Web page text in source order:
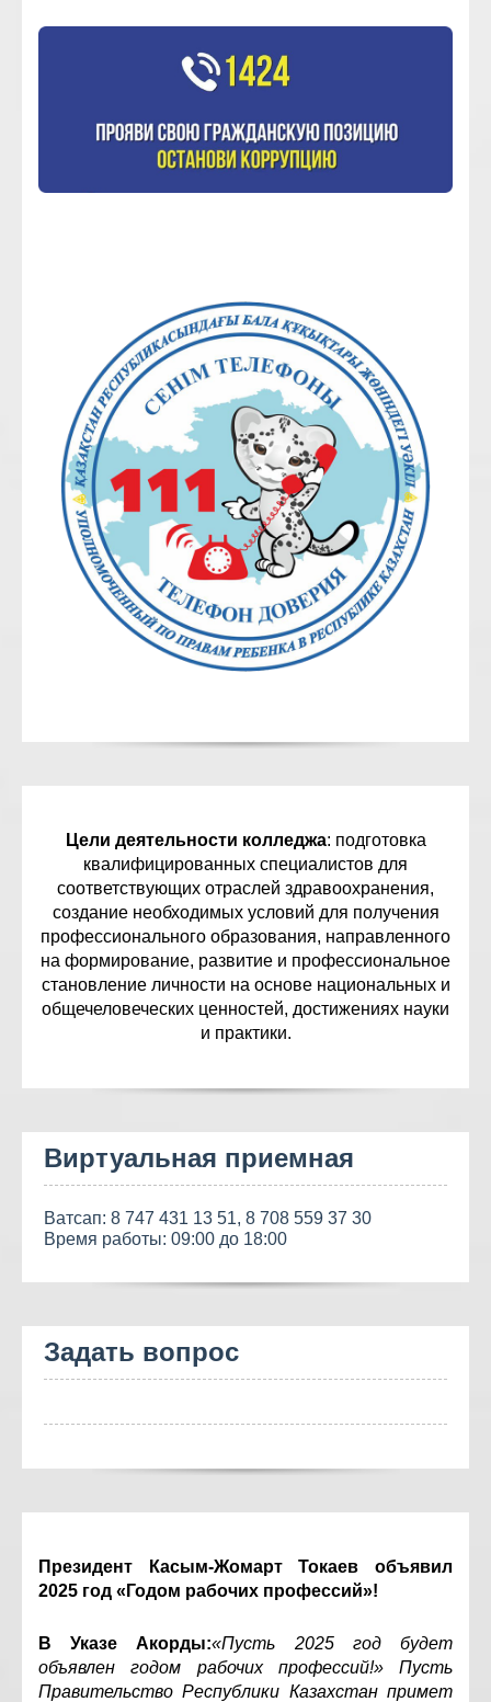
Цели деятельности колледжа: подготовка
квалифицированных специалистов для
соответствующих отраслей здравоохранения,
создание необходимых условий для получения
профессионального образования, направленного
на формирование, развитие и профессиональное
становление личности на основе национальных и
общечеловеческих ценностей, достижениях науки
и практики.
Виртуальная приемная
Ватсап: 8 747 431 13 51, 8 708 559 37 30
Время работы: 09:00 до 18:00
Задать вопрос
Президент Касым-Жомарт Токаев объявил
2025 год «Годом рабочих профессий»!
В Указе Акорды:«Пусть 2025 год будет
объявлен годом рабочих профессий!» Пусть
Правительство Республики Казахстан примет